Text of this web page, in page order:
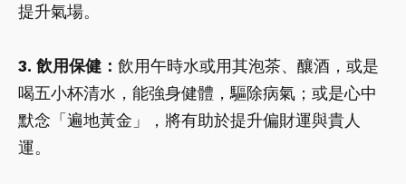
提升氣場。
3. 飲用保健： 飲用午時水或用其泡茶、釀酒，或是
喝五小杯清水，能強身健體，驅除病氣；或是心中
默念「遍地黃金」，將有助於提升偏財運與貴人
運。